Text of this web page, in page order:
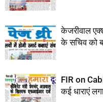
केजरीवाल
के सचिव को
FIR on
कई धाराएं